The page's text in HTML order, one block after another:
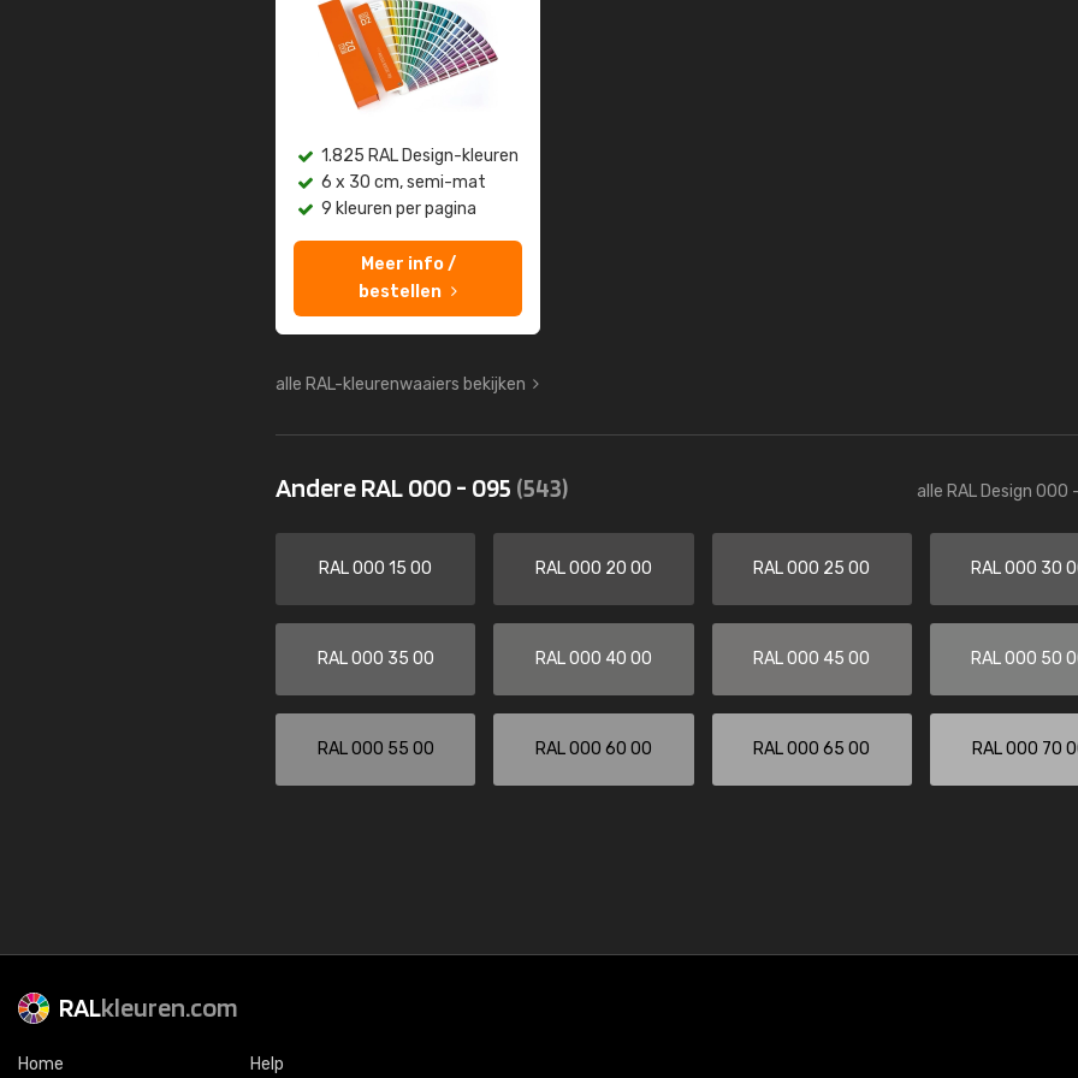
1.825 RAL Design-kleuren
6 x 30 cm, semi-mat
9 kleuren per pagina
Meer info /
bestellen
alle RAL-kleurenwaaiers bekijken
Andere RAL 000 - 095 (543) alle RAL Design 000
RAL 000 15 00 RAL 000 20 00 RAL 000 25 00 RAL 000 30
RAL 000 35 00 RAL 000 40 00 RAL 000 45 00 RAL 000 50
RAL 000 55 00 RAL 000 60 00 RAL 000 65 00 RAL 000 70
RALkleuren.com
Home Help